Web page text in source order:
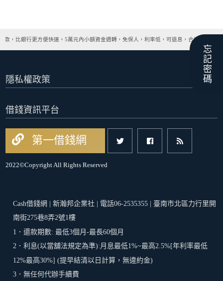
款，比銀行更方便快速。5萬元內小額資金週轉，免保人，利率低，可退息，合法借款管
隱私權政策
借錢資訊平台
第一借錢網
2022©Copyright All Rights Reserved
Cash借錢網 | 新瀚邦企業社 | 電話06-2535355 | 臺南市北區力行里開
南街275巷8弄2號1樓
1．還款期數: 最低3個月-最長60個月
2．利息(以當舖法規定為準):月息最低1%~最高2.5%[年利率最低
12%最高30%] (提早結清以日計算，無違約金)
3．無任何代辦手續費
忘記密碼